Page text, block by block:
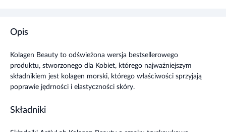
Opis
Kolagen Beauty to odświeżona wersja bestsellerowego
produktu, stworzonego dla Kobiet, którego najważniejszym
składnikiem jest kolagen morski, którego właściwości sprzyjają
poprawie jędrności i elastyczności skóry.
Składniki